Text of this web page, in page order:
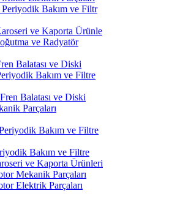
Bakım ve Filtr
ve Kaporta Ürünle
ve Radyatör
Balatası ve Diski
Bakım ve Filtre
Balatası ve Diski
Parçaları
Bakım ve Filtre
Bakım ve Filtre
ve Kaporta Ürünleri
Mekanik Parçaları
Elektrik Parçaları